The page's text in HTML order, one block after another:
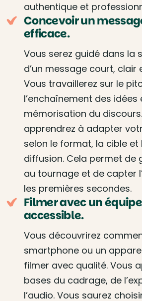
authentique et
Concevoir un
efficace.
Vous serez guidé dans la
d’un message court, clair
Vous travaillerez sur le
l’enchaînement des idées
mémorisation du
apprendrez à adapter
selon le format, la cible
diffusion. Cela permet de
au tournage et de capter
les premières secondes.
Filmer avec un
accessible.
Vous découvrirez
smartphone ou un
filmer avec qualité. Vous
bases du cadrage, de
l’audio. Vous saurez